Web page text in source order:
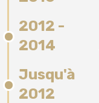
2012 -
2014
Jusqu'à
2012